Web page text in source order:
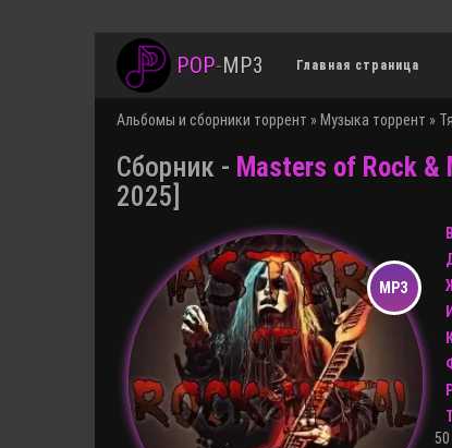
POP-MP3 Главная страница
Альбомы и сборники торрент » Музыка торрент »
Сборник - Masters of Rock &
2025]
50